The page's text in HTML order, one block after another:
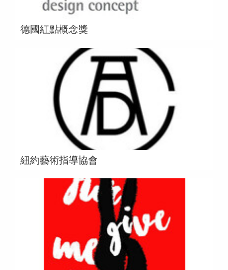
德國紅點概念獎
紐約藝術指導協會